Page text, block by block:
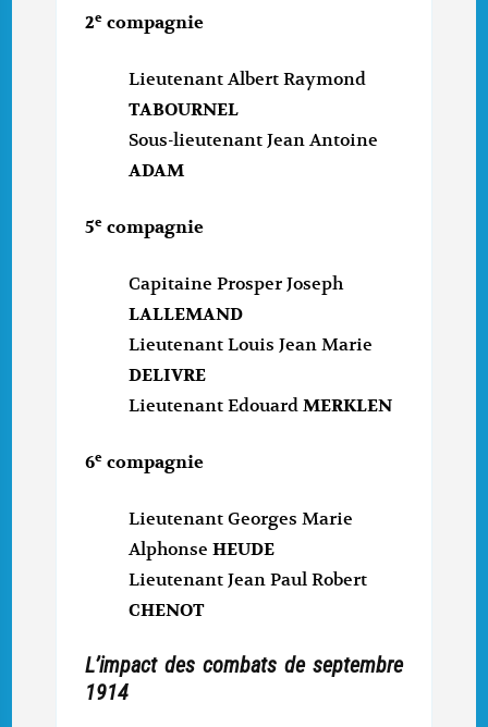
2e compagnie
Lieutenant Albert Raymond
TABOURNEL
Sous-lieutenant Jean Antoine
ADAM
5e compagnie
Capitaine Prosper Joseph
LALLEMAND
Lieutenant Louis Jean Marie
DELIVRE
Lieutenant EdouardMERKLEN
6e compagnie
Lieutenant Georges Marie
AlphonseHEUDE
Lieutenant Jean Paul Robert
CHENOT
L’impact des combats de septembre
1914